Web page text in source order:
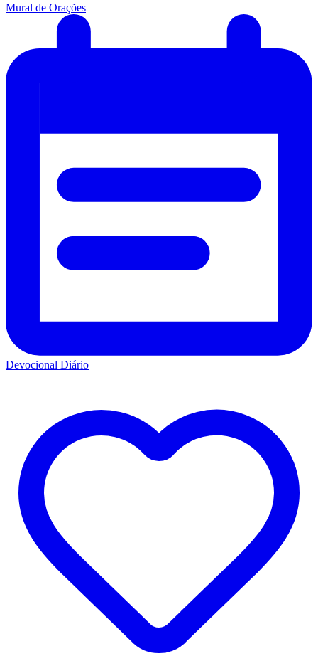
Mural de Orações
Devocional Diário